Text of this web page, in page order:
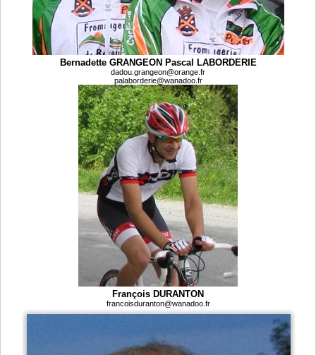
Bernadette GRANGEON Pascal LABORDERIE
dadou.grangeon@orange.fr
palaborderie@wanadoo.fr
François DURANTON
francoisduranton@wanadoo.fr